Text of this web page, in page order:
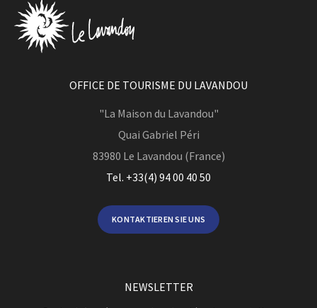
OFFICE DE TOURISME DU LAVANDOU
"La Maison du Lavandou"
Quai Gabriel Péri
83980 Le Lavandou (France)
Tel. +33(4) 94 00 40 50
KONTAKTIEREN SIE UNS
NEWSLETTER